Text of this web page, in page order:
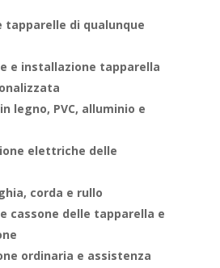
tapparelle di qualunque
e installazione tapparella
legno, PVC, alluminio e
elettriche delle
corda e rullo
cassone delle tapparella e
ordinaria e assistenza